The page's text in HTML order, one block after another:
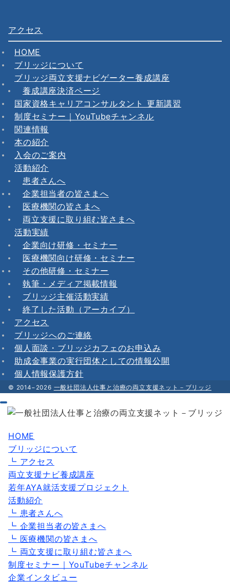
アクセス
HOME
ブリッジについて
ブリッジ両立支援ナビゲーター養成講座
養成講座決済ページ
国家資格キャリアコンサルタント 更新講習
制度セミナー｜YouTubeチャンネル
関連情報
本の紹介
入会のご案内
活動紹介
患者さんへ
企業担当者の皆さまへ
医療機関の皆さまへ
両立支援に取り組む皆さまへ
活動実績
企業向け研修・セミナー
医療機関向け研修・セミナー
その他研修・セミナー
執筆・メディア掲載情報
ブリッジ主催活動実績
終了した活動（アーカイブ）
アクセス
ブリッジへのご連絡
個人面談・ブリッジカフェのお申込み
助成金事業の実行団体としての情報公開
個人情報保護方針
© 2014−2026 一般社団法人仕事と治療の両立支援ネット－ブリッジ
HOME
ブリッジについて
┗ アクセス
両立支援ナビ養成講座
若年AYA就活支援プロジェクト
活動紹介
┗ 患者さんへ
┗ 企業担当者の皆さまへ
┗ 医療機関の皆さまへ
┗ 両立支援に取り組む皆さまへ
制度セミナー｜YouTubeチャンネル
企業インタビュー